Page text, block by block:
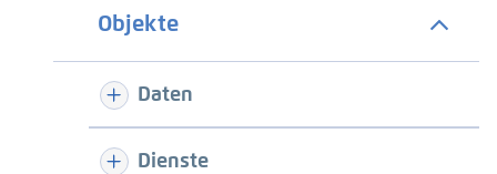
Objekte
Daten
Dienste